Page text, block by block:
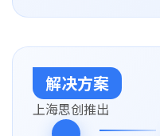
解决方案
上海思创推出